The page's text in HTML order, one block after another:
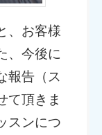
、お客様
、今後に
報告（ス
て頂きま
スンにつ